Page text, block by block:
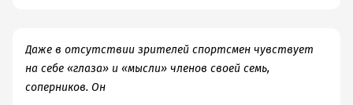
Даже в отсутствии зрителей спортсмен чувствует
на себе «глаза» и «мысли» членов своей семь,
соперников. Он